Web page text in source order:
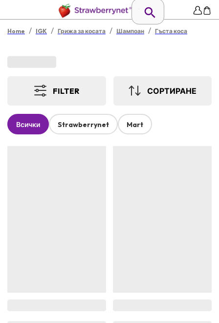
Home / IGK / Грижа за косата / Шампоан / Гъста коса
FILTER СОРТИРАНЕ
Всички Strawberrynet Mart